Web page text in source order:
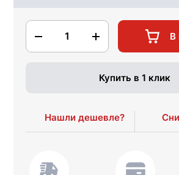
1 В
Купить в 1 клик
Нашли дешевле?